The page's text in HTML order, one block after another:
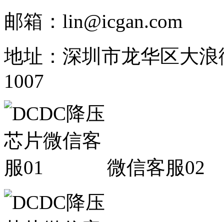
邮箱：lin@icgan.com
地址：深圳市龙华区大
1007
微信客服02